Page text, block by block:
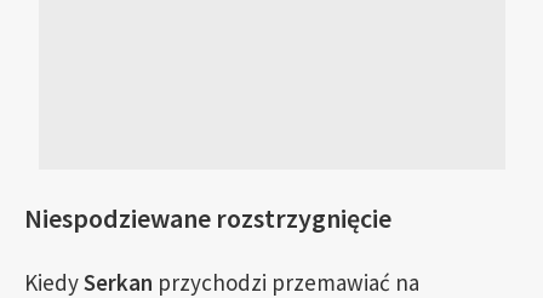
Niespodziewane rozstrzygnięcie
KiedySerkan przychodzi przemawiać na